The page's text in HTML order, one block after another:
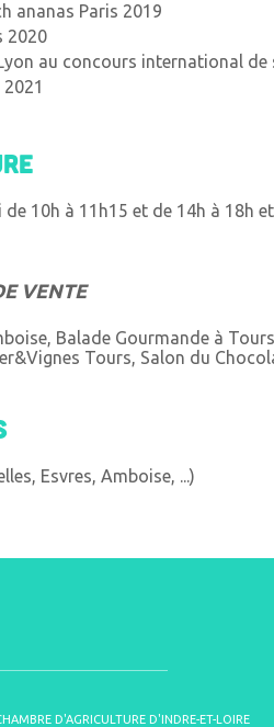
ananas Paris 2019
2020
au concours international de
10h à 11h15 et de 14h à 18h
VENTE
Balade Gourmande à
Tours, Salon du
Esvres, Amboise, ...)
D'AGRICULTURE D'INDRE-ET-LOIRE